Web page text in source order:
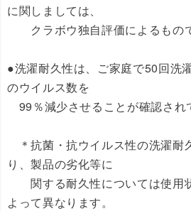
に関しましては、
クラボウ独自評価によるもので
●洗濯耐久性は、ご家庭で50回洗
のウイルス数を
99％減少させることが確認され
＊抗菌・抗ウイルス性の洗濯耐
り、製品の劣化等に
関する耐久性については使用
よって異なります。